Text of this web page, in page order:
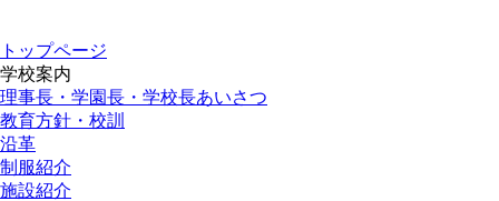
トップページ
学校案内
理事長・学園長・学校長あいさつ
教育方針・校訓
沿革
制服紹介
施設紹介